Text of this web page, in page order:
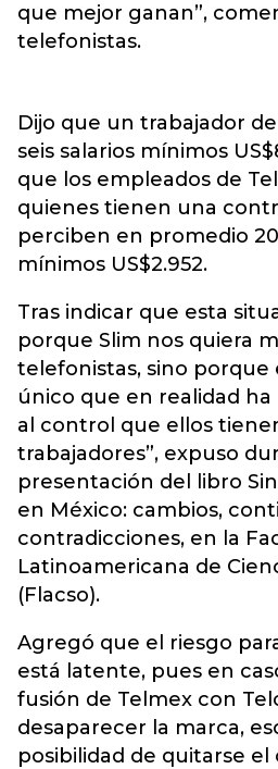
que mejor ganan”,
telefonistas.
Dijo que un trabajador
seis salarios mínimos
que los empleados de
quienes tienen una
perciben en promedio
mínimos US$2.952.
Tras indicar que esta
porque Slim nos quiera
telefonistas, sino porque
único que en realidad
al control que ellos
trabajadores”, expuso
presentación del libro
en México: cambios,
contradicciones, en la
Latinoamericana de
(Flacso).
Agregó que el riesgo
está latente, pues en
fusión de Telmex con
desaparecer la marca,
posibilidad de quitarse